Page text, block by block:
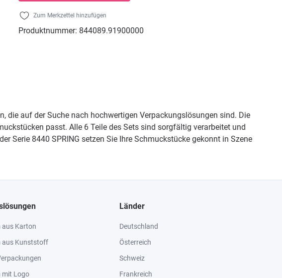
Zum Merkzettel hinzufügen
Produktnummer: 844089.91900000
die auf der Suche nach hochwertigen Verpackungslösungen sind. Die
passt. Alle 6 Teile des Sets sind sorgfältig verarbeitet und
Serie 8440 SPRING setzen Sie Ihre Schmuckstücke gekonnt in Szene
aus Karton
aus Kunststoff
mit Logo
Länder
Deutschland
Österreich
Schweiz
Frankreich